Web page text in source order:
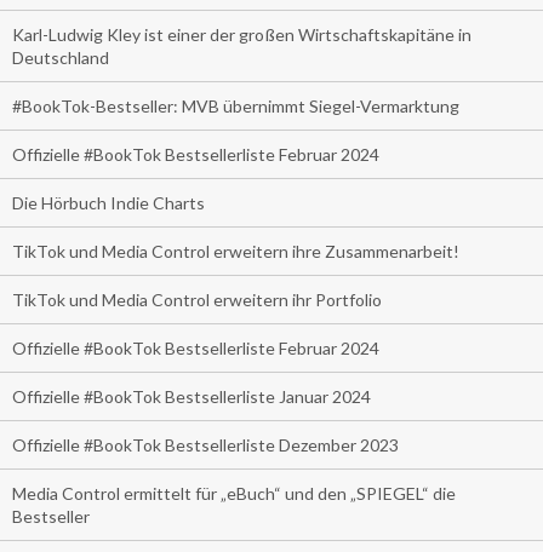
Karl-Ludwig Kley ist einer der großen Wirtschaftskapitäne in
Deutschland
#BookTok-Bestseller: MVB übernimmt Siegel-Vermarktung
Offizielle #BookTok Bestsellerliste Februar 2024
Die Hörbuch Indie Charts
TikTok und Media Control erweitern ihre Zusammenarbeit!
TikTok und Media Control erweitern ihr Portfolio
Offizielle #BookTok Bestsellerliste Februar 2024
Offizielle #BookTok Bestsellerliste Januar 2024
Offizielle #BookTok Bestsellerliste Dezember 2023
Media Control ermittelt für „eBuch“ und den „SPIEGEL“ die
Bestseller